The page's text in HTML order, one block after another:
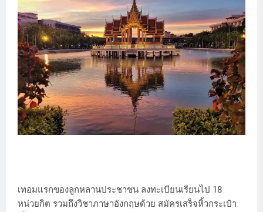
เทอมแรกของลูกหลานประชาชน ลงทะเบียนเรียนไป 18
หน่วยกิต รวมถึงวิชาภาษาอังกฤษด้วย สมัครเสร็จหิ้วกระเป๋า